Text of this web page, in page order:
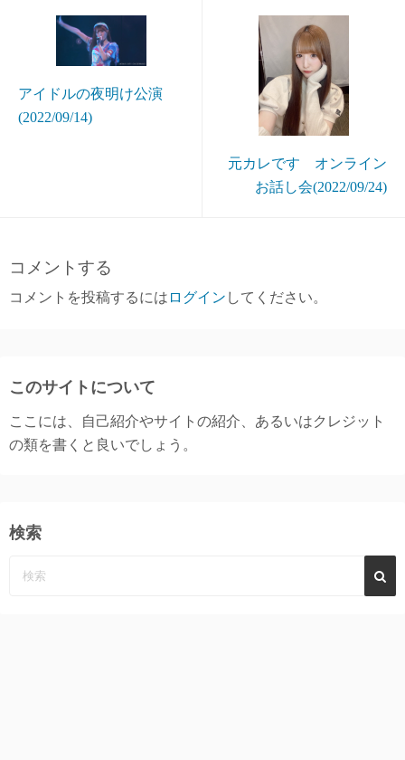
アイドルの夜明け公演
(2022/09/14)
元カレです オンライン
お話し会(2022/09/24)
コメントする
コメントを投稿するには ログイン してください。
このサイトについて
ここには、自己紹介やサイトの紹介、あるいはクレジット
の類を書くと良いでしょう。
検索